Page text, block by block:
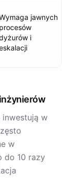
jawnych
procesów
i
inwestują w
w
do 10 razy